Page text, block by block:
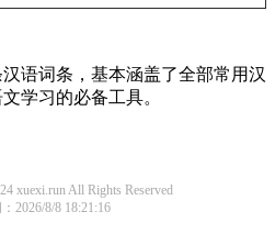
语词条，基本涵盖了全部常用汉
学习的必备工具。
xuexi.run All Rights Reserved
2026/8/8 18:21:16